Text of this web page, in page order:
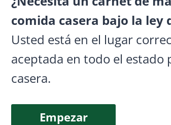
comida casera bajo la ley
Usted está en el lugar
aceptada en todo el
casera.
Empezar